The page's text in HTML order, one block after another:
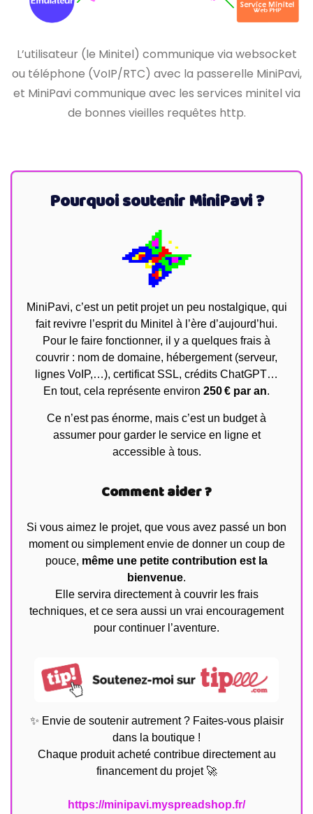
L’utilisateur (le Minitel) communique via websocket
ou téléphone (VoIP/RTC) avec la passerelle MiniPavi,
et MiniPavi communique avec les services minitel via
de bonnes vieilles requêtes http.
Pourquoi soutenir MiniPavi ?
MiniPavi, c’est un petit projet un peu nostalgique, qui
fait revivre l’esprit du Minitel à l’ère d’aujourd’hui.
Pour le faire fonctionner, il y a quelques frais à
couvrir : nom de domaine, hébergement (serveur,
lignes VoIP,…), certificat SSL, crédits ChatGPT…
En tout, cela représente environ 250 € par an.
Ce n’est pas énorme, mais c’est un budget à
assumer pour garder le service en ligne et
accessible à tous.
Comment aider ?
Si vous aimez le projet, que vous avez passé un bon
moment ou simplement envie de donner un coup de
pouce, même une petite contribution est la
bienvenue.
Elle servira directement à couvrir les frais
techniques, et ce sera aussi un vrai encouragement
pour continuer l’aventure.
✨ Envie de soutenir autrement ? Faites-vous plaisir
dans la boutique !
Chaque produit acheté contribue directement au
financement du projet 🚀
https://minipavi.myspreadshop.fr/